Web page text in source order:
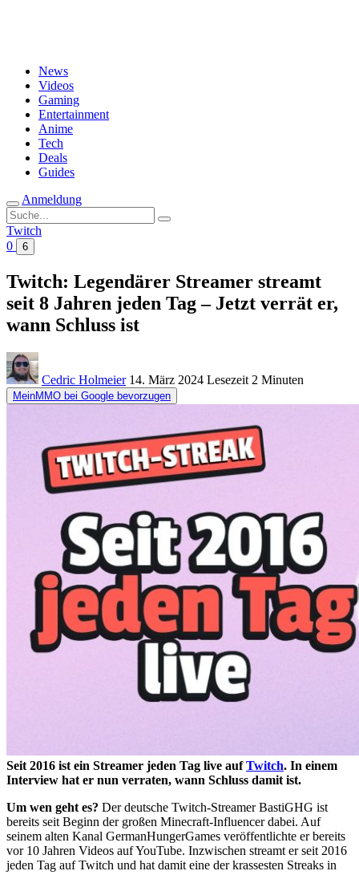
News
Videos
Gaming
Entertainment
Anime
Tech
Deals
Guides
Anmeldung
Suche
nach:
Twitch
0
6
Twitch: Legendärer Streamer streamt
seit 8 Jahren jeden Tag – Jetzt verrät er,
wann Schluss ist
Cedric Holmeier 14. März 2024 Lesezeit 2 Minuten
MeinMMO bei Google bevorzugen
Seit 2016 ist ein Streamer jeden Tag live aufTwitch. In einem
Interview hat er nun verraten, wann Schluss damit ist.
Um wen geht es? Der deutsche Twitch-Streamer BastiGHG ist
bereits seit Beginn der großen Minecraft-Influencer dabei. Auf
seinem alten Kanal GermanHungerGames veröffentlichte er bereits
vor 10 Jahren Videos auf YouTube. Inzwischen streamt er seit 2016
jeden Tag auf Twitch und hat damit eine der krassesten Streaks in